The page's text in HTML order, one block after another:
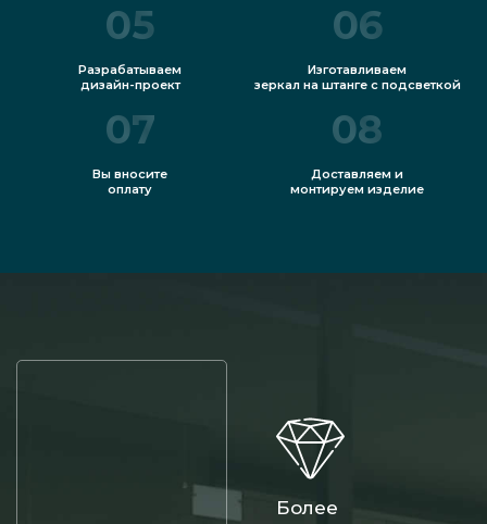
05
Разрабатываем
дизайн-проект
06
Изготавливаем
зеркал на штанге с подсветкой
07
Вы вносите
оплату
08
Доставляем и
монтируем изделие
Более